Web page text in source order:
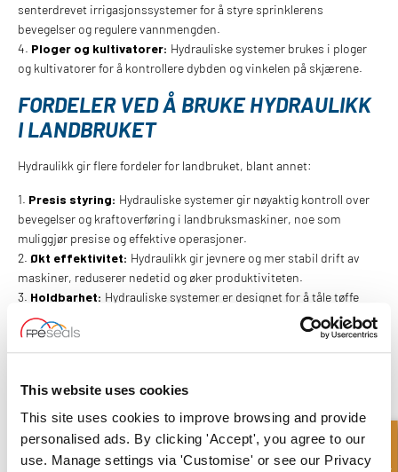
This website uses cookies
This site uses cookies to improve browsing and provide
personalised ads. By clicking 'Accept', you agree to our
use. Manage settings via 'Customise' or see our Privacy
senterdrevet irrigasjonssystemer for å styre sprinklerens
bevegelser og regulere vannmengden.
4. Ploger og kultivatorer: Hydrauliske systemer brukes i ploger
og kultivatorer for å kontrollere dybden og vinkelen på skjærene.
FORDELER VED Å BRUKE HYDRAULIKK
I LANDBRUKET
Hydraulikk gir flere fordeler for landbruket, blant annet:
1. Presis styring: Hydrauliske systemer gir nøyaktig kontroll over
bevegelser og kraftoverføring i landbruksmaskiner, noe som
muliggjør presise og effektive operasjoner.
2. Økt effektivitet: Hydraulikk gir jevnere og mer stabil drift av
maskiner, reduserer nedetid og øker produktiviteten.
3. Holdbarhet: Hydrauliske systemer er designet for å tåle tøffe
forhold, noe som reduserer slitasje på utstyr og forlenger levetiden.
4.Sikkerhet:
Hydraulikk gir bedre sikkerhet for operatørene, og
reduserer risikoen for skader eller ulykker ved arbeid med tungt
5.Allsidighet:Hydrauliske systemer kan lett tilpasses ulike typer
landbruksmaskiner, noe som gjør dem til en fleksibel og
kostnadseffektiv løsning for landbruket.
Komfort:
Hydraulikk gir et mer komfortabelt arbeidsmiljø for